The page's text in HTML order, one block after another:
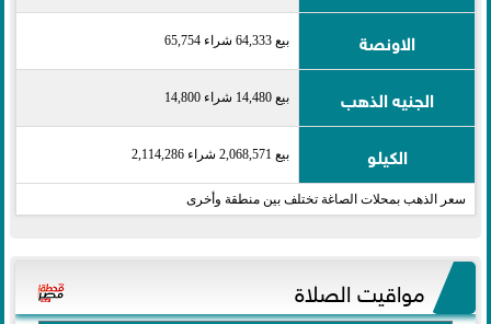
الاونصة بيع 64,333 شراء 65,754
الجنيه الذهب بيع 14,480 شراء 14,800
الكيلو بيع 2,068,571 شراء 2,114,286
سعر الذهب بمحلات الصاغة تختلف بين منطقة وأخرى
مواقيت الصلاة